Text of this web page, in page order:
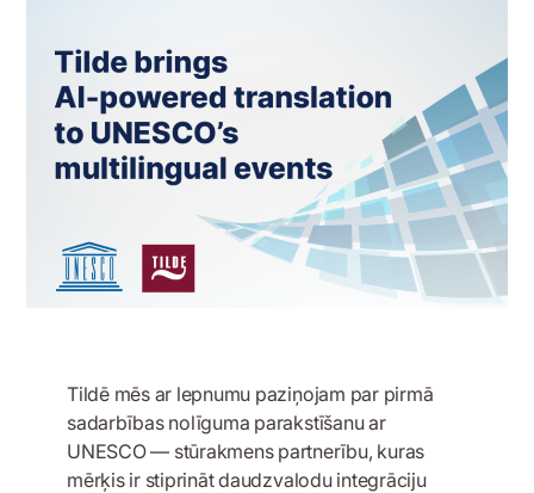
Tildē mēs ar lepnumu paziņojam par pirmā
sadarbības nolīguma parakstīšanu ar
UNESCO — stūrakmens partnerību, kuras
mērķis ir stiprināt daudzvalodu integrāciju